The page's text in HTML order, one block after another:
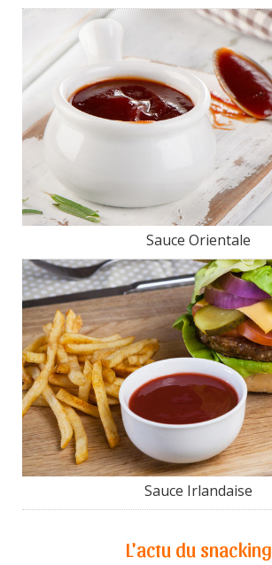
Sauce Orientale
Sauce Irlandaise
L'actu du snacking